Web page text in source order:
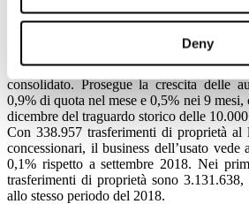
Deny
Ripartono il Gpl, con una
7,2% nel cumulato, ed il metano, 2,5% a
9 mesi. Le auto ibride arrivano quasi a
oltre il 40%, un’incidenza del 7,7%
consolidato. Prosegue la crescita delle
0,9% di quota nel mese e 0,5% nei 9 mesi,
dicembre del traguardo storico delle
Con 338.957 trasferimenti di proprietà
concessionari, il business dell’usato
0,1% rispetto a settembre 2018. Nei
trasferimenti di proprietà sono
allo stesso periodo del 2018.